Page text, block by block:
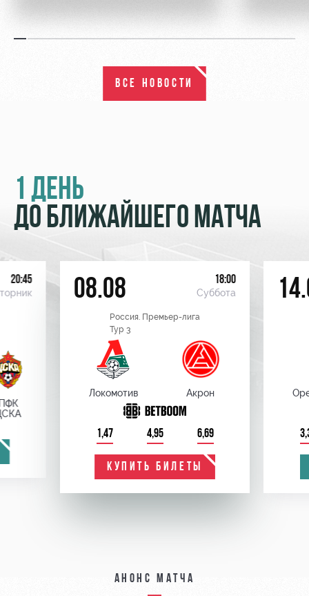
ВСЕ НОВОСТИ
1 ДЕНЬ
ДО БЛИЖАЙШЕГО МАТЧА
20:45 08.08 18:00
Суббота
Россия. Премьер-лига
Тур 3
Локомотив Акрон
1,47 4,95 6,69
КУПИТЬ БИЛЕТЫ
Анонс матча